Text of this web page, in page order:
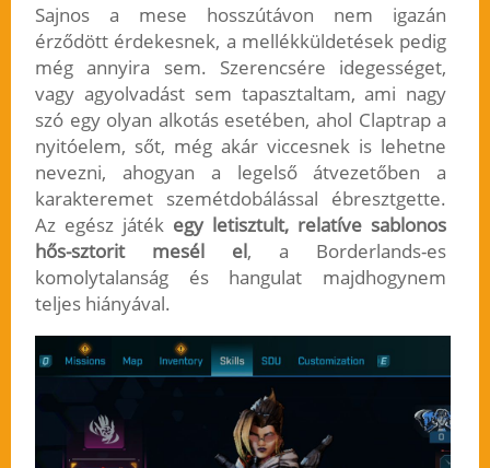
Sajnos a mese hosszútávon nem igazán
érződött érdekesnek, a mellékküldetések pedig
még annyira sem. Szerencsére idegességet,
vagy agyolvadást sem tapasztaltam, ami nagy
szó egy olyan alkotás esetében, ahol Claptrap a
nyitóelem, sőt, még akár viccesnek is lehetne
nevezni, ahogyan a legelső átvezetőben a
karakteremet szemétdobálással ébresztgette.
Az egész játék egy letisztult, relatíve sablonos
hős-sztorit mesél el, a Borderlands-es
komolytalanság és hangulat majdhogynem
teljes hiányával.